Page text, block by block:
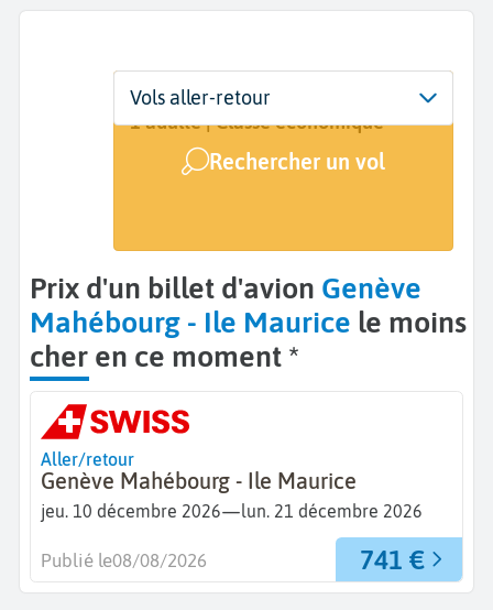
Départ
Genève (GVA)
Dates
Dates de votre voyage
Voyageurs | Classe
1 adulte | Classe économique
Rechercher un vol
Vols aller-retour
Prix d'un billet d'avion Genève
Mahébourg - Ile Maurice le moins
cher en ce moment *
Aller/retour
Genève Mahébourg - Ile Maurice
jeu. 10 décembre 2026—lun. 21 décembre 2026
741 €
Publié le08/08/2026